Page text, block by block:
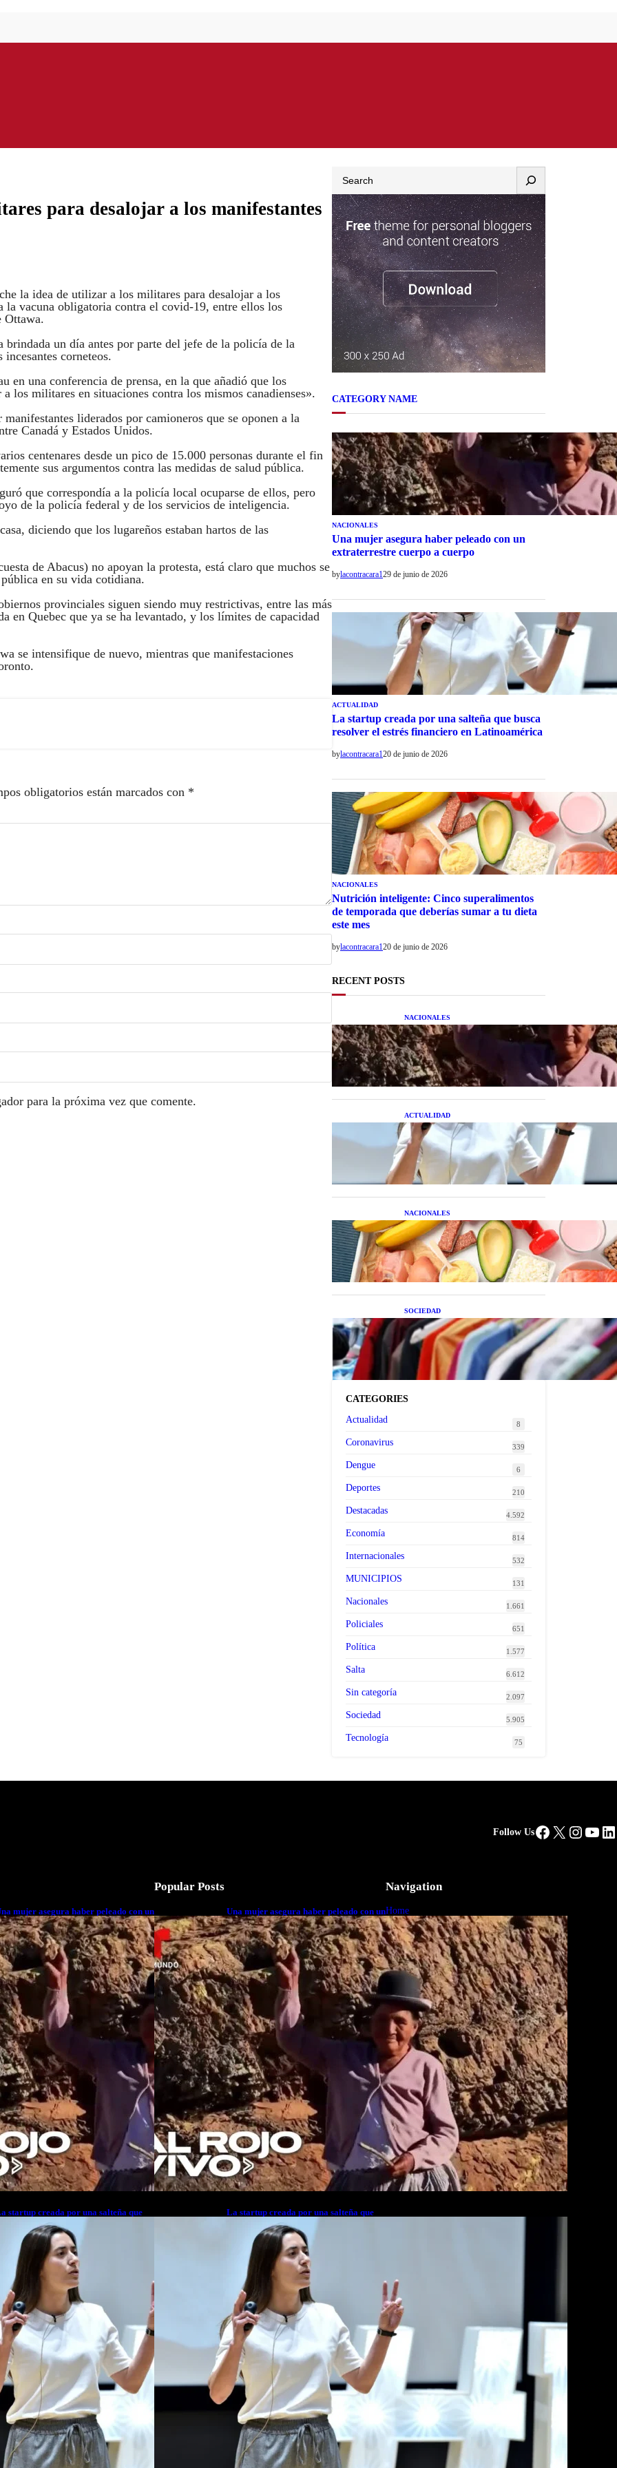
para desalojar a los manifestantes
la idea de utilizar a los militares para desalojar a los
la vacuna obligatoria contra el covid-19, entre ellos los
Ottawa.
un día antes por parte del jefe de la policía de la
corneteos.
en una conferencia de prensa, en la que añadió que los
los militares en situaciones contra los mismos canadienses».
liderados por camioneros que se oponen a la
Canadá y Estados Unidos.
centenares desde un pico de 15.000 personas durante el fin
sus argumentos contra las medidas de salud pública.
que correspondía a la policía local ocuparse de ellos, pero
de la policía federal y de los servicios de inteligencia.
diciendo que los lugareños estaban hartos de las
de Abacus) no apoyan la protesta, está claro que muchos se
en su vida cotidiana.
provinciales siguen siendo muy restrictivas, entre las más
en Quebec que ya se ha levantado, y los límites de capacidad
se intensifique de nuevo, mientras que manifestaciones
obligatorios están marcados con *
para la próxima vez que comente.
CATEGORY NAME
NACIONALES
Una mujer asegura haber peleado con un
extraterrestre cuerpo a cuerpo
bylacontracara129 de junio de 2026
ACTUALIDAD
La startup creada por una salteña que busca
resolver el estrés financiero en Latinoamérica
bylacontracara120 de junio de 2026
NACIONALES
Nutrición inteligente: Cinco superalimentos
de temporada que deberías sumar a tu dieta
este mes
bylacontracara120 de junio de 2026
RECENT POSTS
NACIONALES
Una mujer asegura haber
peleado con un extraterrestre
cuerpo a cuerpo
ACTUALIDAD
La startup creada por una
salteña que busca resolver el
estrés financiero en
Latinoamérica
NACIONALES
Nutrición inteligente: Cinco
superalimentos de temporada
que deberías sumar a tu dieta
este mes
SOCIEDAD
Las grandes marcas globales
se suman a la tendencia de la
ropa de segunda mano
premium
CATEGORIES
Actualidad
8
Coronavirus 339
Dengue 6
Deportes 210
Destacadas 4.592
Economía 814
Internacionales 532
MUNICIPIOS 131
Nacionales 1.661
Policiales 651
Política 1.577
Salta 6.612
Sin categoría 2.097
Sociedad 5.905
Tecnología 75
Follow UsFacebook
X
mujer asegura haber peleado con un
cuerpo a cuerpo
startup creada por una salteña que
resolver el estrés financiero en
Popular Posts
Una mujer asegura haber peleado con un
extraterrestre cuerpo a cuerpo
La startup creada por una salteña que
busca resolver el estrés financiero en
Latinoamérica
Navigation
Home
Business
Lifestyle
Magazine
Photography
Travel
Technology